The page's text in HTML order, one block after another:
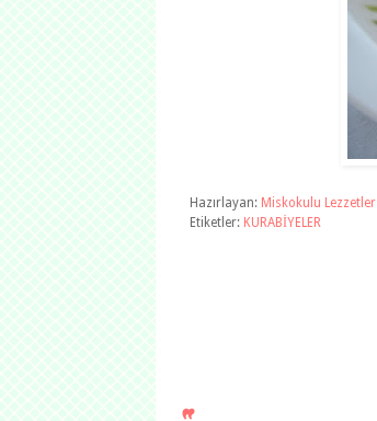
Hazırlayan: Miskokulu Lezzetler
Etiketler: KURABİYELER